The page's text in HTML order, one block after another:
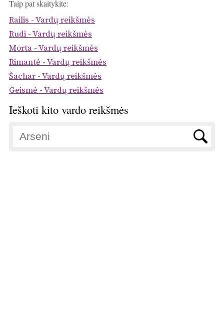
Taip pat skaitykite:
Railis - Vardų reikšmės
Rudi - Vardų reikšmės
Morta - Vardų reikšmės
Rimantė - Vardų reikšmės
Šachar - Vardų reikšmės
Geismė - Vardų reikšmės
Ieškoti kito vardo reikšmės